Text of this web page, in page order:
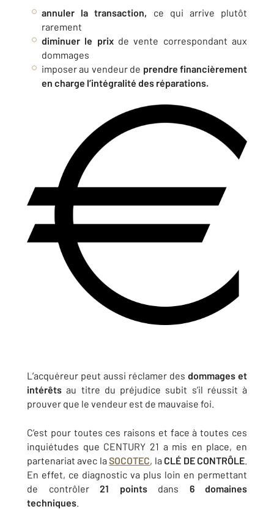
annuler la transaction, ce qui arrive plutôt
rarement
diminuer le prixde vente correspondant aux
dommages
imposer au vendeur de prendre financièrement
en charge l’intégralité des réparations.
L’acquéreur peut aussi réclamer des dommages et
intérêts au titre du préjudice subit s’il réussit à
prouver que le vendeur est de mauvaise foi.
C’est pour toutes ces raisons et face à toutes ces
inquiétudes que CENTURY 21 a mis en place, en
partenariat avec laSOCOTEC, la CLÉ DE CONTRÔLE.
En effet, ce diagnostic va plus loin en permettant
de contrôler 21 pointsdans 6 domaines
techniques.